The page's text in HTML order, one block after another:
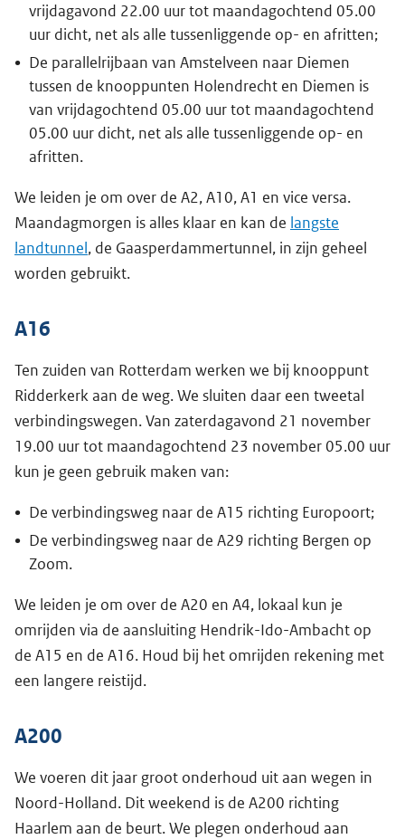
vrijdagavond 22.00 uur tot maandagochtend 05.00
uur dicht, net als alle tussenliggende op- en afritten;
De parallelrijbaan van Amstelveen naar Diemen
tussen de knooppunten Holendrecht en Diemen is
van vrijdagochtend 05.00 uur tot maandagochtend
05.00 uur dicht, net als alle tussenliggende op- en
afritten.
We leiden je om over de A2, A10, A1 en vice versa.
Maandagmorgen is alles klaar en kan de langste
landtunnel, de Gaasperdammertunnel, in zijn geheel
worden gebruikt.
A16
Ten zuiden van Rotterdam werken we bij knooppunt
Ridderkerk aan de weg. We sluiten daar een tweetal
verbindingswegen. Van zaterdagavond 21 november
19.00 uur tot maandagochtend 23 november 05.00 uur
kun je geen gebruik maken van:
De verbindingsweg naar de A15 richting Europoort;
De verbindingsweg naar de A29 richting Bergen op
Zoom.
We leiden je om over de A20 en A4, lokaal kun je
omrijden via de aansluiting Hendrik-Ido-Ambacht op
de A15 en de A16. Houd bij het omrijden rekening met
een langere reistijd.
A200
We voeren dit jaar groot onderhoud uit aan wegen in
Noord-Holland. Dit weekend is de A200 richting
Haarlem aan de beurt. We plegen onderhoud aan